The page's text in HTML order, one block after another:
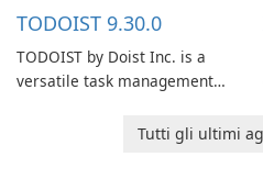
TODOIST 9.30.0
TODOIST by Doist Inc. is a
versatile task management
individuals and teamsTutti gli ultimi